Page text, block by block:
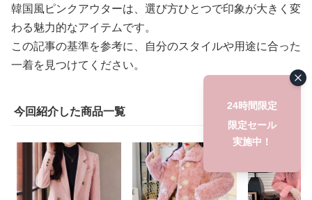
韓国風ピンクアウターは、選び方ひとつで印象が大きく変
わる魅力的なアイテムです。
この記事の基準を参考に、自分のスタイルや用途に合った
一着を見つけてください。
今回紹介した商品一覧
24時間限定
限定セール
実施中！